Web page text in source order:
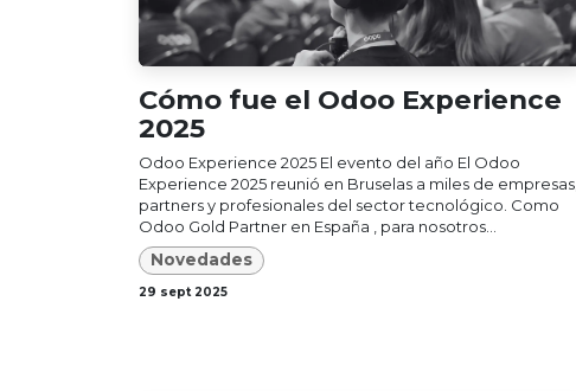
Cómo fue el Odoo Experience
2025
Odoo Experience 2025 El evento del año El Odoo
Experience 2025 reunió en Bruselas a miles de empresas,
partners y profesionales del sector tecnológico. Como
Odoo Gold Partner en España , para nosotros...
Novedades
29 sept 2025